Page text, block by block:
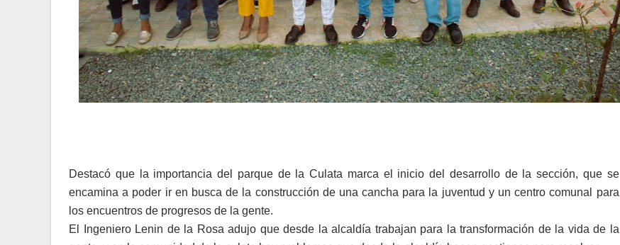
Destacó que la importancia del parque de la Culata marca el inicio del desarrollo de la sección, que se
encamina a poder ir en busca de la construcción de una cancha para la juventud y un centro comunal para
los encuentros de progresos de la gente.
El Ingeniero Lenin de la Rosa adujo que desde la alcaldía trabajan para la transformación de la vida de la